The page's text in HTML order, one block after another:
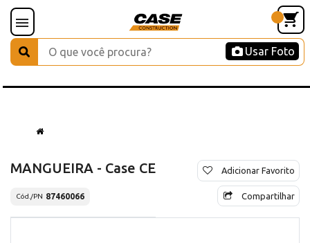
Usar Foto
MANGUEIRA - Case CE
Cód./PN 87460066
Adicionar Favorito
Compartilhar